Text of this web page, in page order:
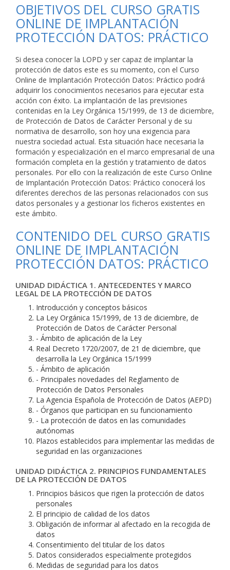
OBJETIVOS DEL CURSO GRATIS
ONLINE DE IMPLANTACIÓN
PROTECCIÓN DATOS: PRÁCTICO
Si desea conocer la LOPD y ser capaz de implantar la
protección de datos este es su momento, con el Curso
Online de Implantación Protección Datos: Práctico podrá
adquirir los conocimientos necesarios para ejecutar esta
acción con éxito. La implantación de las previsiones
contenidas en la Ley Orgánica 15/1999, de 13 de diciembre,
de Protección de Datos de Carácter Personal y de su
normativa de desarrollo, son hoy una exigencia para
nuestra sociedad actual. Esta situación hace necesaria la
formación y especialización en el marco empresarial de una
formación completa en la gestión y tratamiento de datos
personales. Por ello con la realización de este Curso Online
de Implantación Protección Datos: Práctico conocerá los
diferentes derechos de las personas relacionados con sus
datos personales y a gestionar los ficheros existentes en
este ámbito.
CONTENIDO DEL CURSO GRATIS
ONLINE DE IMPLANTACIÓN
PROTECCIÓN DATOS: PRÁCTICO
UNIDAD DIDÁCTICA 1. ANTECEDENTES Y MARCO
LEGAL DE LA PROTECCIÓN DE DATOS
Introducción y conceptos básicos
La Ley Orgánica 15/1999, de 13 de diciembre, de
Protección de Datos de Carácter Personal
- Ámbito de aplicación de la Ley
Real Decreto 1720/2007, de 21 de diciembre, que
desarrolla la Ley Orgánica 15/1999
- Ámbito de aplicación
- Principales novedades del Reglamento de
Protección de Datos Personales
La Agencia Española de Protección de Datos (AEPD)
- Órganos que participan en su funcionamiento
- La protección de datos en las comunidades
autónomas
Plazos establecidos para implementar las medidas de
seguridad en las organizaciones
UNIDAD DIDÁCTICA 2. PRINCIPIOS FUNDAMENTALES
DE LA PROTECCIÓN DE DATOS
Principios básicos que rigen la protección de datos
personales
El principio de calidad de los datos
Obligación de informar al afectado en la recogida de
datos
Consentimiento del titular de los datos
Datos considerados especialmente protegidos
Medidas de seguridad para los datos